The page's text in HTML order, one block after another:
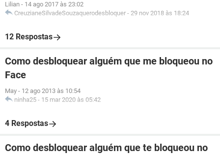
Lilian - 14 ago 2017 às 23:02
CreuzianeSilvadeSouzaquerodesbloquer - 29 nov 2018 às 18:24
12 Respostas
Como desbloquear alguém que me bloqueou no
Face
May - 12 ago 2013 às 10:54
ninha25 - 15 mar 2020 às 05:42
4 Respostas
Como desbloquear alguém que te bloqueou no